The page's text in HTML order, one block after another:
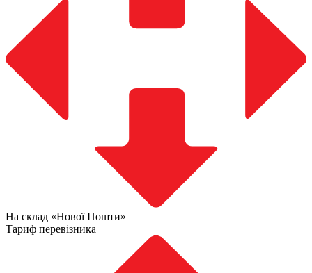
На склад «Нової Пошти»
Тариф перевізника